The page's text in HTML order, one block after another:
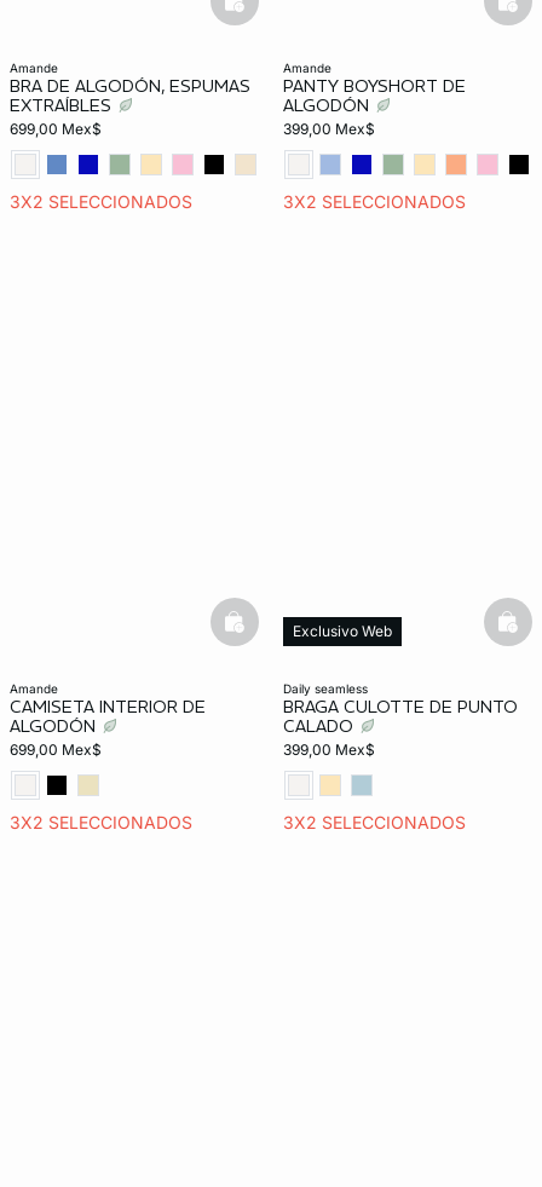
amande
BRA DE ALGODÓN, ESPUMAS
EXTRAÍBLES
699,00 Mex$
3X2 SELECCIONADOS
basketfull
amande
PANTY BOYSHORT DE
ALGODÓN
399,00 Mex$
3X2 SELECCIONADOS
amande
CAMISETA INTERIOR DE
ALGODÓN
699,00 Mex$
3X2 SELECCIONADOS
basketfull
daily seamless
BRAGA CULOTTE DE PUNTO
CALADO
399,00 Mex$
3X2 SELECCIONADOS
Exclusivo Web